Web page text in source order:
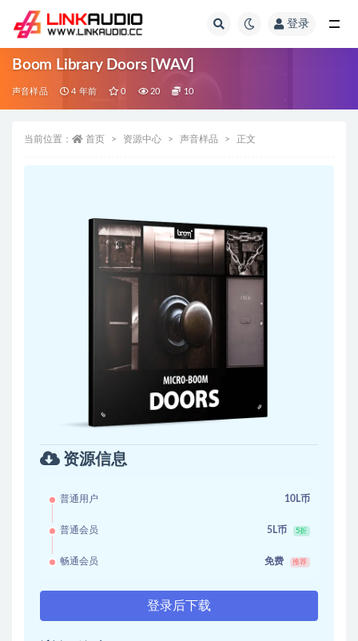
登录
Boom Library Doors [WAV]
声音样品 4 年前 0 20 10
当前位置： 首页 资源中心 声音样品 正文
资源信息
普通用户 10L币
普通会员 5L币 5折
畅通会员 免费 推荐
登录后下载